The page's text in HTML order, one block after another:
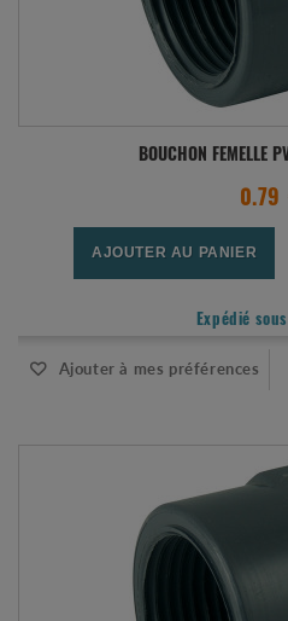
BOUCHON FEMELLE
0.79
AJOUTER AU PANIER
Expédié
Ajouter à mes préférences